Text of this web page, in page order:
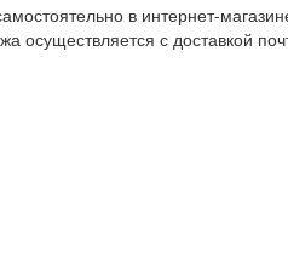
в интернет-
осуществляется с доставкой